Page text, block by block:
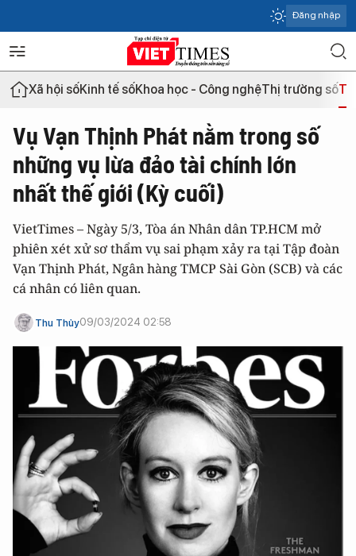
Đăng nhập
Xã hội sốKinh tế sốKhoa học - Công nghệThị trường số
Vụ Vạn Thịnh Phát nằm trong số
những vụ lừa đảo tài chính lớn
nhất thế giới (Kỳ cuối)
VietTimes – Ngày 5/3, Tòa án Nhân dân TP.HCM mở
phiên xét xử sơ thẩm vụ sai phạm xảy ra tại Tập đoàn
Vạn Thịnh Phát, Ngân hàng TMCP Sài Gòn (SCB) và các
cá nhân có liên quan.
Thu Thủy09/03/2024 02:58